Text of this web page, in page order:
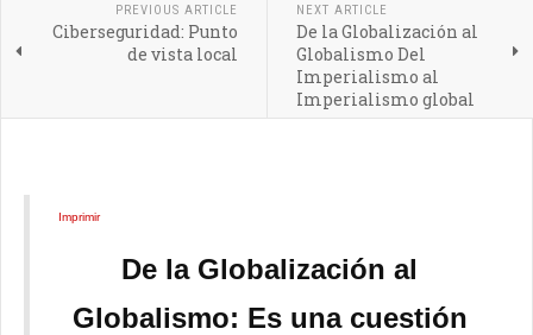
PREVIOUS ARTICLE
Ciberseguridad: Punto
de vista local
NEXT ARTICLE
De la Globalización al
Globalismo Del
Imperialismo al
Imperialismo global
Imprimir
De la Globalización al
Globalismo: Es una cuestión